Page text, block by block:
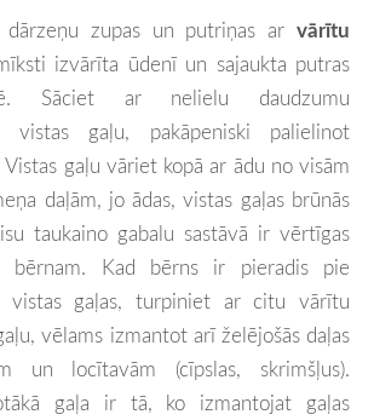
dārzeņu zupas un putriņas ar vārītu
izvārīta ūdenī un sajaukta putras
Sāciet ar nelielu daudzumu
vistas gaļu, pakāpeniski palielinot
Vistas gaļu vāriet kopā ar ādu no visām
daļām, jo ādas, vistas gaļas brūnās
taukaino gabalu sastāvā ir vērtīgas
bērnam. Kad bērns ir pieradis pie
vistas gaļas, turpiniet ar citu vārītu
vēlams izmantot arī želējošās daļas
un locītavām (cīpslas, skrimšļus).
gaļa ir tā, ko izmantojat gaļas